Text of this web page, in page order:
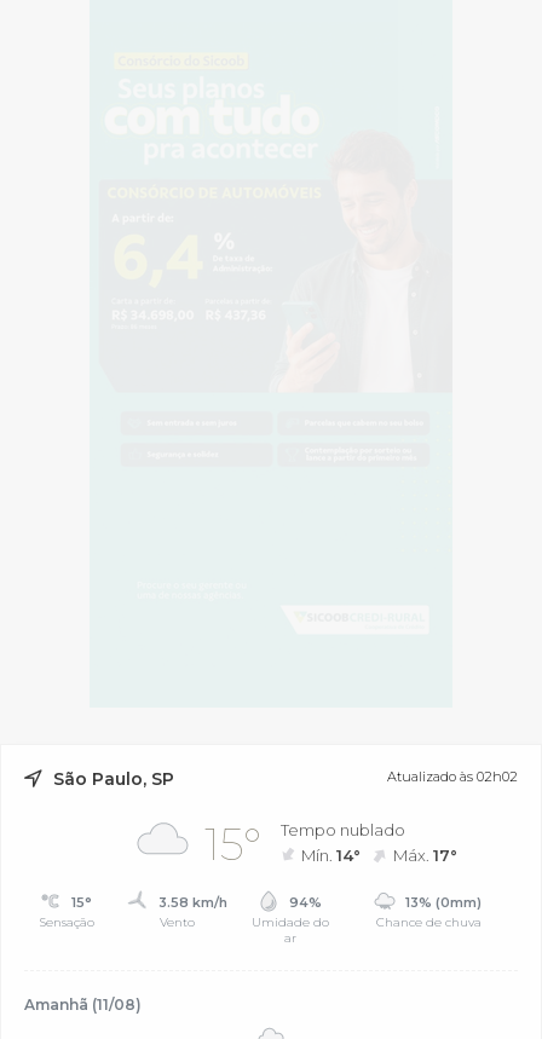
São Paulo, SP Atualizado às 02h02
15°
Tempo nublado
Mín.14° Máx.17°
15°
Sensação
3.58 km/h
Vento
94%
Umidade do
ar
13% (0mm)
Chance de chuva
Amanhã (11/08)